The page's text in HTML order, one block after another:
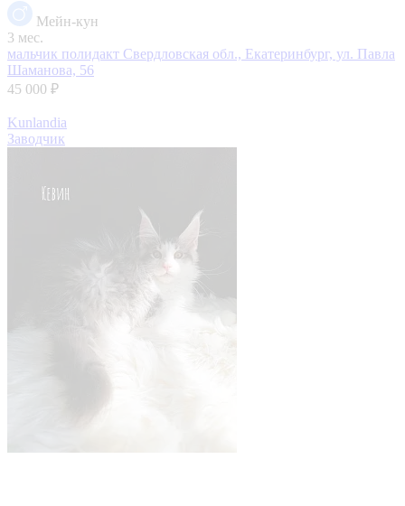
Мейн-кун
3 мес.
мальчик полидакт Свердловская обл., Екатеринбург, ул. Павла
Шаманова, 56
45 000 ₽
Kunlandia
Заводчик